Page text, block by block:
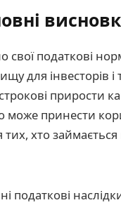
свої податкові
для інвесторів
прирости
може принести
тих, хто
податкові